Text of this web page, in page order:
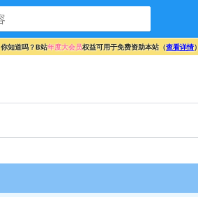
你知道吗？B站年度大会员权益可用于免费资助本站（查看详情）